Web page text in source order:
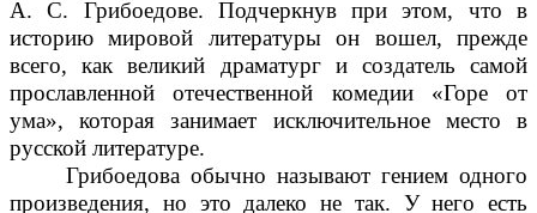
А. С. Грибоедове. Подчеркнув при этом, что в
историю мировой литературы он вошел, прежде
всего, как великий драматург и создатель самой
прославленной отечественной комедии «Горе от
ума», которая занимает исключительное место в
русской литературе.
Грибоедова обычно называют гением одного
произведения, но это далеко не так. У него есть